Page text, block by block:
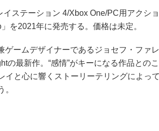
ステーション 4/Xbox One/PC用アクシ
を2021年に発売する。価格は未定。
ームデザイナーであるジョセフ・ファ
最新作。“感情”がキーになる作品とのこ
イと心に響くストーリーテリングによっ
。